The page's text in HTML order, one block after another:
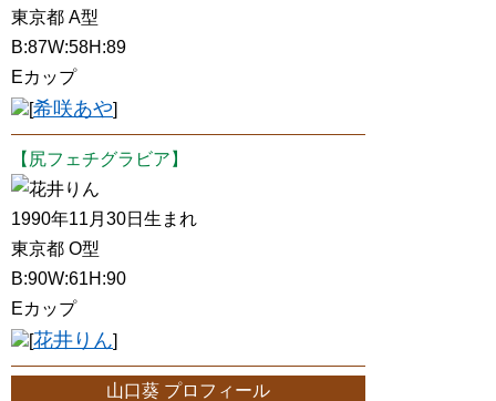
東京都 A型
B:87W:58H:89
Eカップ
[希咲あや]
【尻フェチグラビア】
花井りん
1990年11月30日生まれ
東京都 O型
B:90W:61H:90
Eカップ
[花井りん]
山口葵 プロフィール